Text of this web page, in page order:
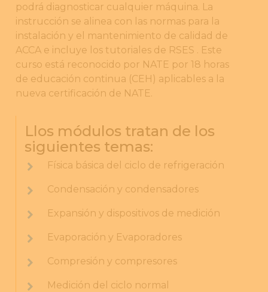
podrá diagnosticar cualquier máquina. La
instrucción se alinea con las normas para la
instalación y el mantenimiento de calidad de
ACCA e incluye los tutoriales de RSES . Este
curso está reconocido por NATE por 18 horas
de educación continua (CEH) aplicables a la
nueva certificación de NATE.
Llos módulos tratan de los
siguientes temas:
Física básica del ciclo de refrigeración
Condensación y condensadores
Expansión y dispositivos de medición
Evaporación y Evaporadores
Compresión y compresores
Medición del ciclo normal